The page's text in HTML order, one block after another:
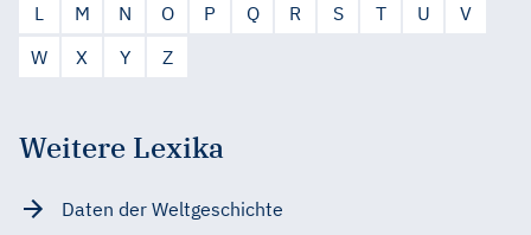
L
M N O P Q R S T U
V
W
X Y Z
Weitere Lexika
Daten der Weltgeschichte